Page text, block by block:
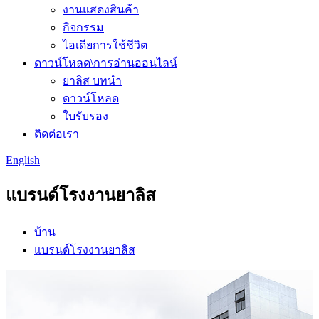
งานแสดงสินค้า
กิจกรรม
ไอเดียการใช้ชีวิต
ดาวน์โหลด\การอ่านออนไลน์
ยาลิส บทนำ
ดาวน์โหลด
ใบรับรอง
ติดต่อเรา
English
แบรนด์โรงงานยาลิส
บ้าน
แบรนด์โรงงานยาลิส